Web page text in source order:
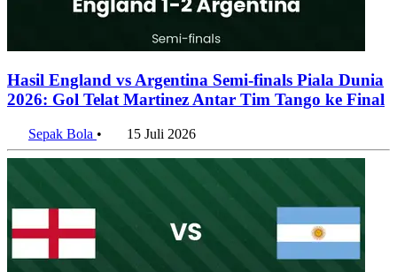
Hasil England vs Argentina Semi-finals Piala Dunia
2026: Gol Telat Martinez Antar Tim Tango ke Final
Sepak Bola • 15 Juli 2026